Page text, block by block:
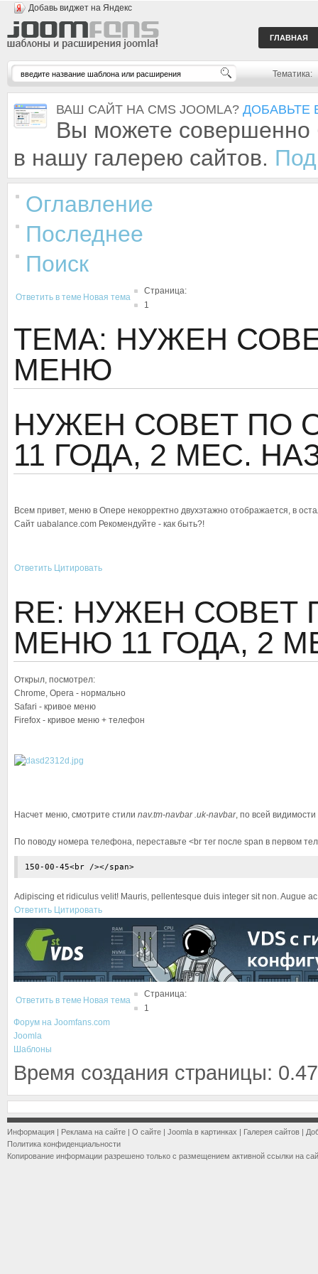
Добавь виджет на Яндекс
ГЛАВНАЯ
Тематика:
ВАШ САЙТ НА CMS JOOMLA? ДОБАВЬТЕ
Вы можете совершенно
в нашу галерею сайтов.
Оглавление
Последнее
Поиск
Ответить в теме Новая тема
Страница:
1
ТЕМА: НУЖЕН
МЕНЮ
НУЖЕН СОВЕТ ПО
11 ГОДА, 2 МЕС.
Всем привет, меню в Опере некорректно двухэтажно отображается, в
Сайт uabalance.com Рекомендуйте - как быть?!
Ответить Цитировать
RE: НУЖЕН
МЕНЮ 11 ГОДА, 2
Открыл, посмотрел:
Chrome, Opera - нормально
Safari - кривое меню
Firefox - кривое меню + телефон
Насчет меню, смотрите стили nav.tm-navbar .uk-navbar, по всей
По поводу номера телефона, переставьте <br тег после span в первом
150-00-45<br /></span>
Adipiscing et ridiculus velit! Mauris, pellentesque duis integer sit non. Augue
Ответить Цитировать
Ответить в теме Новая тема
Страница:
1
Форум на Joomfans.com
Joomla
Шаблоны
Время создания страницы:
Информация | Реклама на сайте | О сайте | Joomla в картинках | Галерея сайтов |
Политика конфиденциальности
Копирование информации разрешено только с размещением активной ссылки на